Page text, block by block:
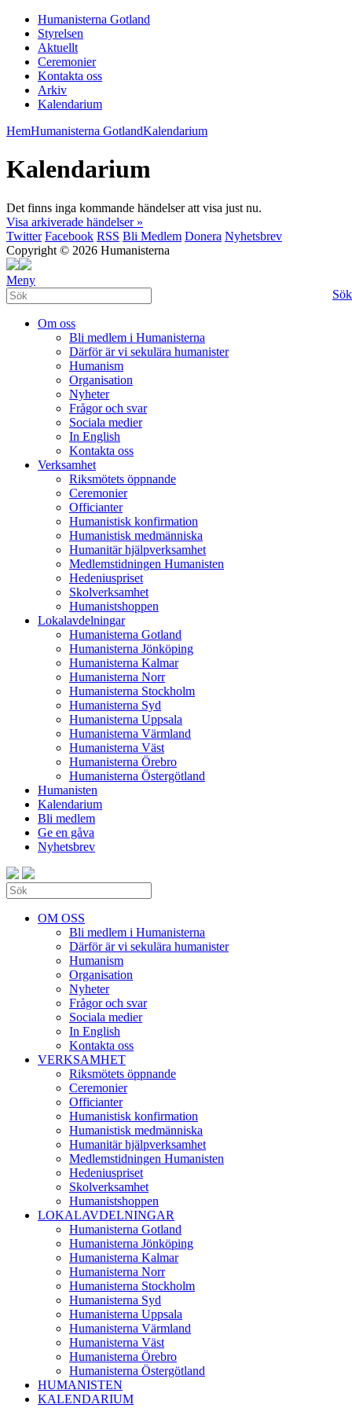
Humanisterna Gotland
Styrelsen
Aktuellt
Ceremonier
Kontakta oss
Arkiv
Kalendarium
HemHumanisterna GotlandKalendarium
Kalendarium
Det finns inga kommande händelser att visa just nu.
Visa arkiverade händelser »
Twitter Facebook RSS Bli Medlem Donera Nyhetsbrev
Copyright © 2026 Humanisterna
Meny
Sök
Om oss
Bli medlem i Humanisterna
Därför är vi sekulära humanister
Humanism
Organisation
Nyheter
Frågor och svar
Sociala medier
In English
Kontakta oss
Verksamhet
Riksmötets öppnande
Ceremonier
Officianter
Humanistisk konfirmation
Humanistisk medmänniska
Humanitär hjälpverksamhet
Medlemstidningen Humanisten
Hedeniuspriset
Skolverksamhet
Humanistshoppen
Lokalavdelningar
Humanisterna Gotland
Humanisterna Jönköping
Humanisterna Kalmar
Humanisterna Norr
Humanisterna Stockholm
Humanisterna Syd
Humanisterna Uppsala
Humanisterna Värmland
Humanisterna Väst
Humanisterna Örebro
Humanisterna Östergötland
Humanisten
Kalendarium
Bli medlem
Ge en gåva
Nyhetsbrev
OM OSS
Bli medlem i Humanisterna
Därför är vi sekulära humanister
Humanism
Organisation
Nyheter
Frågor och svar
Sociala medier
In English
Kontakta oss
VERKSAMHET
Riksmötets öppnande
Ceremonier
Officianter
Humanistisk konfirmation
Humanistisk medmänniska
Humanitär hjälpverksamhet
Medlemstidningen Humanisten
Hedeniuspriset
Skolverksamhet
Humanistshoppen
LOKALAVDELNINGAR
Humanisterna Gotland
Humanisterna Jönköping
Humanisterna Kalmar
Humanisterna Norr
Humanisterna Stockholm
Humanisterna Syd
Humanisterna Uppsala
Humanisterna Värmland
Humanisterna Väst
Humanisterna Örebro
Humanisterna Östergötland
HUMANISTEN
KALENDARIUM